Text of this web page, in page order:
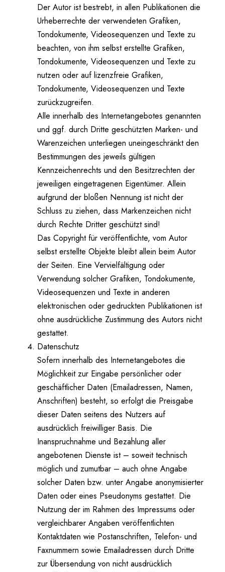
Der Autor ist bestrebt, in allen Publikationen die
Urheberrechte der verwendeten Grafiken,
Tondokumente, Videosequenzen und Texte zu
beachten, von ihm selbst erstellte Grafiken,
Tondokumente, Videosequenzen und Texte zu
nutzen oder auf lizenzfreie Grafiken,
Tondokumente, Videosequenzen und Texte
zurückzugreifen.
Alle innerhalb des Internetangebotes genannten
und ggf. durch Dritte geschützten Marken- und
Warenzeichen unterliegen uneingeschränkt den
Bestimmungen des jeweils gültigen
Kennzeichenrechts und den Besitzrechten der
jeweiligen eingetragenen Eigentümer. Allein
aufgrund der bloßen Nennung ist nicht der
Schluss zu ziehen, dass Markenzeichen nicht
durch Rechte Dritter geschützt sind!
Das Copyright für veröffentlichte, vom Autor
selbst erstellte Objekte bleibt allein beim Autor
der Seiten. Eine Vervielfältigung oder
Verwendung solcher Grafiken, Tondokumente,
Videosequenzen und Texte in anderen
elektronischen oder gedruckten Publikationen ist
ohne ausdrückliche Zustimmung des Autors nicht
gestattet.
Datenschutz
Sofern innerhalb des Internetangebotes die
Möglichkeit zur Eingabe persönlicher oder
geschäftlicher Daten (Emailadressen, Namen,
Anschriften) besteht, so erfolgt die Preisgabe
dieser Daten seitens des Nutzers auf
ausdrücklich freiwilliger Basis. Die
Inanspruchnahme und Bezahlung aller
angebotenen Dienste ist – soweit technisch
möglich und zumutbar – auch ohne Angabe
solcher Daten bzw. unter Angabe anonymisierter
Daten oder eines Pseudonyms gestattet. Die
Nutzung der im Rahmen des Impressums oder
vergleichbarer Angaben veröffentlichten
Kontaktdaten wie Postanschriften, Telefon- und
Faxnummern sowie Emailadressen durch Dritte
zur Übersendung von nicht ausdrücklich